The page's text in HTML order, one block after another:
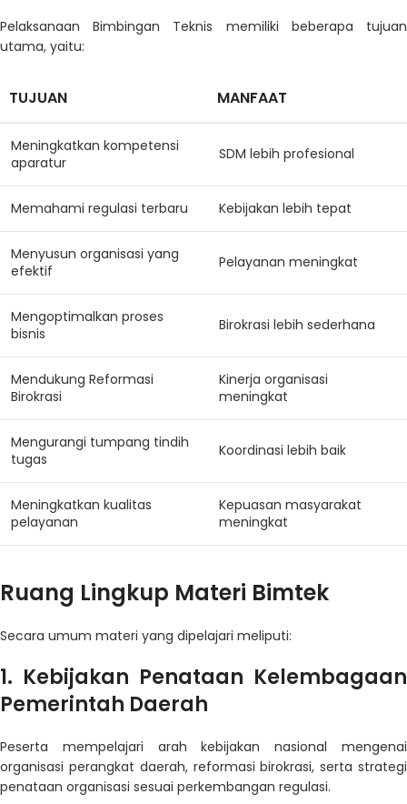
Pelaksanaan Bimbingan Teknis memiliki beberapa tujuan
utama, yaitu:
TUJUAN MANFAAT
Meningkatkan kompetensi
aparatur
SDM lebih profesional
Memahami regulasi terbaru Kebijakan lebih tepat
Menyusun organisasi yang
efektif
Pelayanan meningkat
Mengoptimalkan proses
bisnis
Birokrasi lebih sederhana
Mendukung Reformasi
Birokrasi
Kinerja organisasi
meningkat
Mengurangi tumpang tindih
tugas
Koordinasi lebih baik
Meningkatkan kualitas
pelayanan
Kepuasan masyarakat
meningkat
Ruang Lingkup Materi Bimtek
Secara umum materi yang dipelajari meliputi:
1. Kebijakan Penataan Kelembagaan
Pemerintah Daerah
Peserta mempelajari arah kebijakan nasional mengenai
organisasi perangkat daerah, reformasi birokrasi, serta strategi
penataan organisasi sesuai perkembangan regulasi.